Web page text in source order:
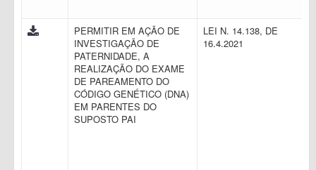
PERMITIR EM AÇÃO DE
INVESTIGAÇÃO DE
PATERNIDADE, A
REALIZAÇÃO DO EXAME
DE PAREAMENTO DO
CÓDIGO GENÉTICO (DNA)
EM PARENTES DO
SUPOSTO PAI
LEI N. 14.138, DE
16.4.2021